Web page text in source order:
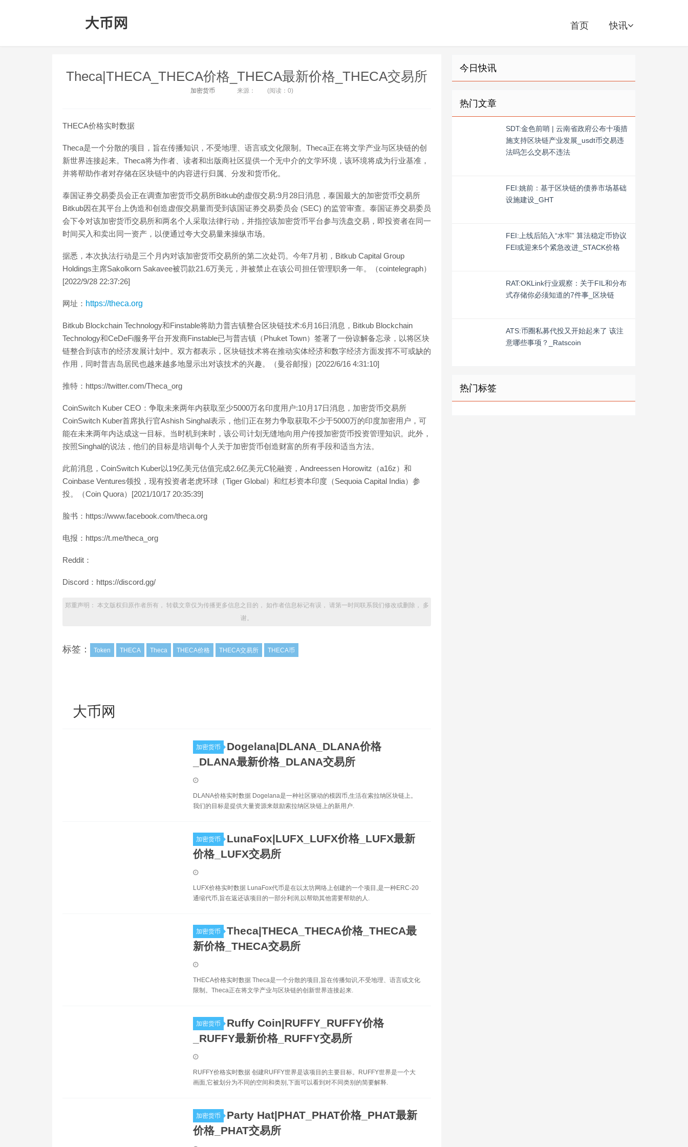
首页 快讯
Theca|THECA_THECA价格_THECA最新价格_THECA交易所
加密货币 来源： (阅读：0)
THECA价格实时数据
Theca是一个分散的项目，旨在传播知识，不受地理、语言或文化限制。Theca正在将文学产业与区块链的创
新世界连接起来。Theca将为作者、读者和出版商社区提供一个无中介的文学环境，该环境将成为行业基准，
并将帮助作者对存储在区块链中的内容进行归属、分发和货币化。
泰国证券交易委员会正在调查加密货币交易所Bitkub的虚假交易:9月28日消息，泰国最大的加密货币交易所
Bitkub因在其平台上伪造和创造虚假交易量而受到该国证券交易委员会 (SEC) 的监管审查。泰国证券交易委员
会下令对该加密货币交易所和两名个人采取法律行动，并指控该加密货币平台参与洗盘交易，即投资者在同一
时间买入和卖出同一资产，以便通过夸大交易量来操纵市场。
据悉，本次执法行动是三个月内对该加密货币交易所的第二次处罚。今年7月初，Bitkub Capital Group
Holdings主席Sakolkorn Sakavee被罚款21.6万美元，并被禁止在该公司担任管理职务一年。（cointelegraph）
[2022/9/28 22:37:26]
网址： https://theca.org
Bitkub Blockchain Technology和Finstable将助力普吉镇整合区块链技术:6月16日消息，Bitkub Blockchain
Technology和CeDeFi服务平台开发商Finstable已与普吉镇（Phuket Town）签署了一份谅解备忘录，以将区块
链整合到该市的经济发展计划中。双方都表示，区块链技术将在推动实体经济和数字经济方面发挥不可或缺的
作用，同时普吉岛居民也越来越多地显示出对该技术的兴趣。（曼谷邮报）[2022/6/16 4:31:10]
推特：https://twitter.com/Theca_org
CoinSwitch Kuber CEO：争取未来两年内获取至少5000万名印度用户:10月17日消息，加密货币交易所
CoinSwitch Kuber首席执行官Ashish Singhal表示，他们正在努力争取获取不少于5000万的印度加密用户，可
能在未来两年内达成这一目标。当时机到来时，该公司计划无缝地向用户传授加密货币投资管理知识。此外，
按照Singhal的说法，他们的目标是培训每个人关于加密货币创造财富的所有手段和适当方法。
此前消息，CoinSwitch Kuber以19亿美元估值完成2.6亿美元C轮融资，Andreessen Horowitz（a16z）和
Coinbase Ventures领投，现有投资者老虎环球（Tiger Global）和红杉资本印度（Sequoia Capital India）参
投。（Coin Quora）[2021/10/17 20:35:39]
脸书：https://www.facebook.com/theca.org
电报：https://t.me/theca_org
Reddit：
Discord：https://discord.gg/
郑重声明： 本文版权归原作者所有， 转载文章仅为传播更多信息之目的， 如作者信息标记有误， 请第一时间联系我们修改或删除， 多
谢。
标签： Token THECA Theca THECA价格 THECA交易所 THECA币
大币网
加密货币
Dogelana|DLANA_DLANA价格
_DLANA最新价格_DLANA交易所
DLANA价格实时数据 Dogelana是一种社区驱动的模因币,生活在索拉纳区块链上。
我们的目标是提供大量资源来鼓励索拉纳区块链上的新用户.
加密货币
LunaFox|LUFX_LUFX价格_LUFX最新
价格_LUFX交易所
LUFX价格实时数据 LunaFox代币是在以太坊网络上创建的一个项目,是一种ERC-20
通缩代币,旨在返还该项目的一部分利润,以帮助其他需要帮助的人.
加密货币
Theca|THECA_THECA价格_THECA最
新价格_THECA交易所
THECA价格实时数据 Theca是一个分散的项目,旨在传播知识,不受地理、语言或文化
限制。Theca正在将文学产业与区块链的创新世界连接起来.
加密货币
Ruffy Coin|RUFFY_RUFFY价格
_RUFFY最新价格_RUFFY交易所
RUFFY价格实时数据 创建RUFFY世界是该项目的主要目标。RUFFY世界是一个大
画面,它被划分为不同的空间和类别,下面可以看到对不同类别的简要解释.
加密货币
Party Hat|PHAT_PHAT价格_PHAT最新
价格_PHAT交易所
今日快讯
热门文章
SDT:金色前哨 | 云南省政府公布十项措
施支持区块链产业发展_usdt币交易违
法吗怎么交易不违法
FEI:姚前：基于区块链的债券市场基础
设施建设_GHT
FEI:上线后陷入“水牢” 算法稳定币协议
FEI或迎来5个紧急改进_STACK价格
RAT:OKLink行业观察：关于FIL和分布
式存储你必须知道的7件事_区块链
ATS:币圈私募代投又开始起来了 该注
意哪些事项？_Ratscoin
热门标签